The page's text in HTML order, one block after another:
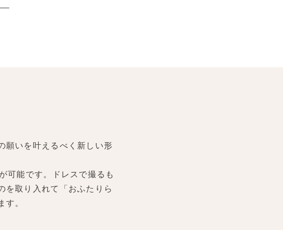
願いを叶えるべく新しい形
可能です。ドレスで撮るも
を取り入れて「おふたりら
す。